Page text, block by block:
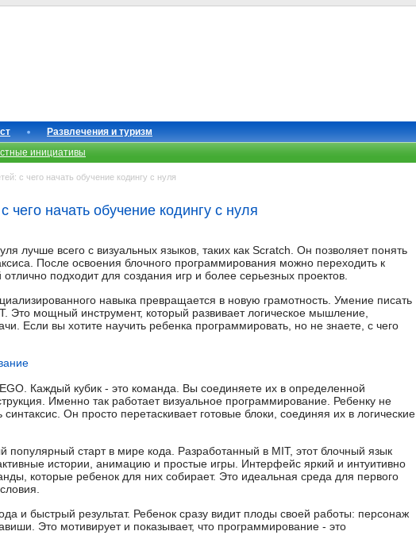
Развлечения и туризм
инициативы
с чего начать обучение кодингу с нуля
начать обучение кодингу с нуля
лучше всего с визуальных языков, таких как Scratch. Он позволяет понять
После освоения блочного программирования можно переходить к
подходит для создания игр и более серьезных проектов.
навыка превращается в новую грамотность. Умение писать
Это мощный инструмент, который развивает логическое мышление,
Если вы хотите научить ребенка программировать, но не знаете, с чего
Каждый кубик - это команда. Вы соединяете их в определенной
Именно так работает визуальное программирование. Ребенку не
Он просто перетаскивает готовые блоки, соединяя их в логические
популярный старт в мире кода. Разработанный в MIT, этот блочный язык
истории, анимацию и простые игры. Интерфейс яркий и интуитивно
которые ребенок для них собирает. Это идеальная среда для первого
и быстрый результат. Ребенок сразу видит плоды своей работы: персонаж
Это мотивирует и показывает, что программирование - это